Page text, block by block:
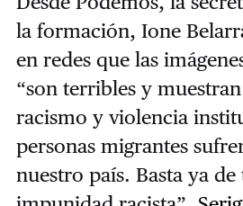
la formación, Ione
en redes que las
“son terribles y
racismo y violencia
personas migrantes
nuestro país. Basta ya de